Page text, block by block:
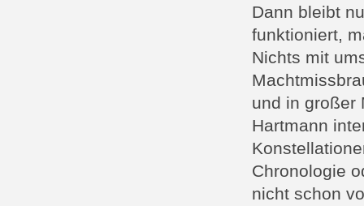
Dann bleibt
funktioniert,
Nichts mit
und in großer
Hartmann
Chronologie
nicht schon